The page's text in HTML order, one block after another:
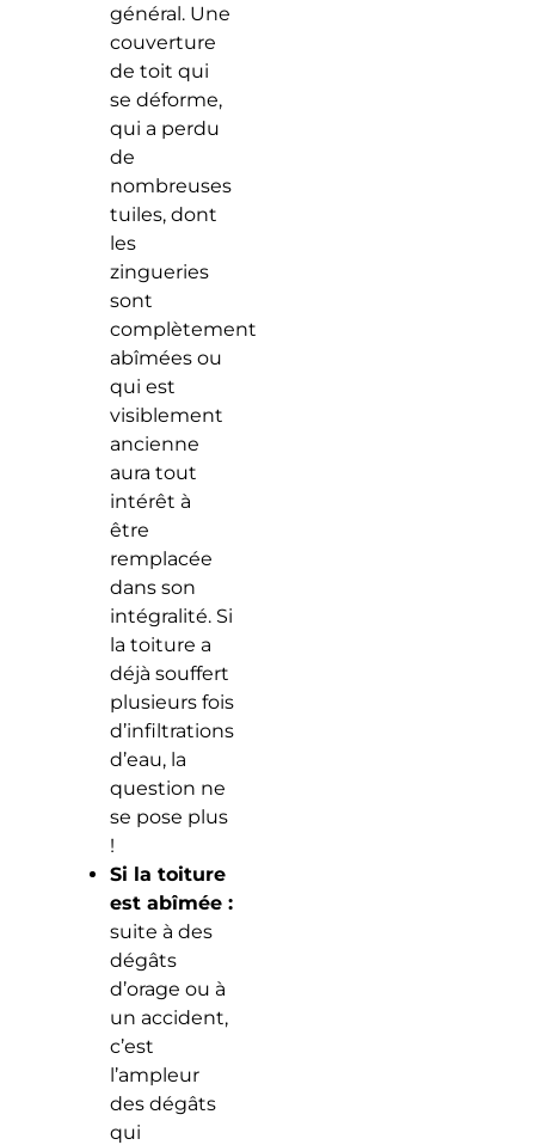
général. Une
couverture
de toit qui
se déforme,
qui a perdu
de
nombreuses
tuiles, dont
les
zingueries
sont
complètement
abîmées ou
qui est
visiblement
ancienne
aura tout
intérêt à
être
remplacée
dans son
intégralité. Si
la toiture a
déjà souffert
plusieurs fois
d’infiltrations
d’eau, la
question ne
se pose plus
!
Si la toiture
est abîmée :
suite à des
dégâts
d’orage ou à
un accident,
c’est
l’ampleur
des dégâts
qui